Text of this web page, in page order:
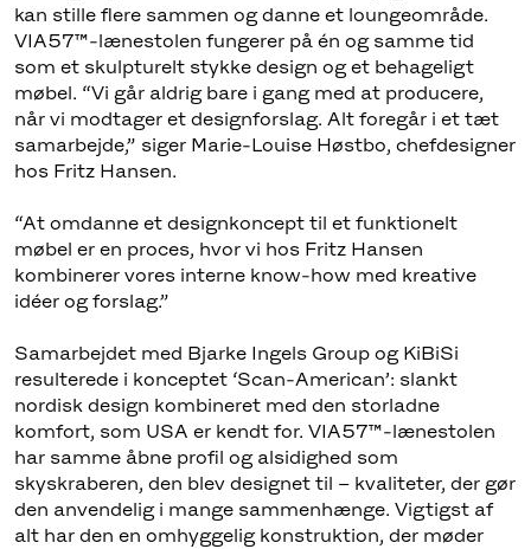
kan stille flere sammen og danne et loungeområde.
VIA57™-lænestolen fungerer på én og samme tid
som et skulpturelt stykke design og et behageligt
møbel. “Vi går aldrig bare i gang med at producere,
når vi modtager et designforslag. Alt foregår i et tæt
samarbejde,” siger Marie-Louise Høstbo, chefdesigner
hos Fritz Hansen.
“At omdanne et designkoncept til et funktionelt
møbel er en proces, hvor vi hos Fritz Hansen
kombinerer vores interne know-how med kreative
idéer og forslag.”
Samarbejdet med Bjarke Ingels Group og KiBiSi
resulterede i konceptet ‘Scan-American’: slankt
nordisk design kombineret med den storladne
komfort, som USA er kendt for. VIA57™-lænestolen
har samme åbne profil og alsidighed som
skyskraberen, den blev designet til – kvaliteter, der gør
den anvendelig i mange sammenhænge. Vigtigst af
alt har den en omhyggelig konstruktion, der møder